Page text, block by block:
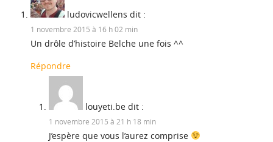
ludovicwellens dit :
1 novembre 2015 à 16 h 02 min
Un drôle d’histoire Belche une fois ^^
Répondre
louyeti.be dit :
1 novembre 2015 à 21 h 18 min
J’espère que vous l’aurez comprise